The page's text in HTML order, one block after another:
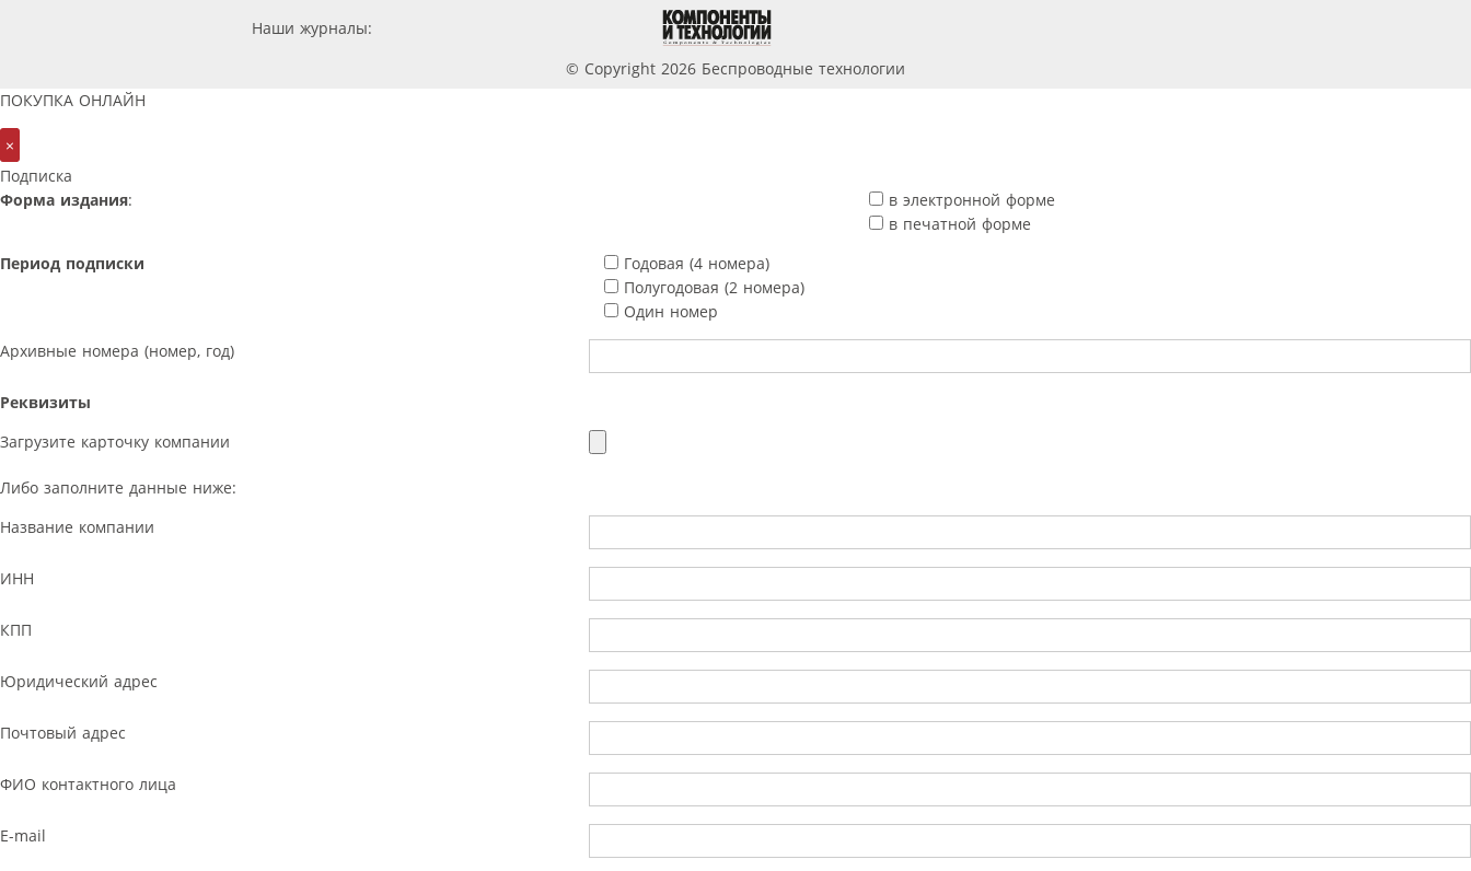
Наши журналы:
© Copyright 2026 Беспроводные технологии
ПОКУПКА ОНЛАЙН
×
Подписка
Форма издания:
в электронной форме
в печатной форме
Период подписки
Годовая (4 номера)
Полугодовая (2 номера)
Один номер
Архивные номера (номер, год)
Реквизиты
Загрузите карточку компании
Либо заполните данные ниже:
Название компании
ИНН
КПП
Юридический адрес
Почтовый адрес
ФИО контактного лица
E-mail